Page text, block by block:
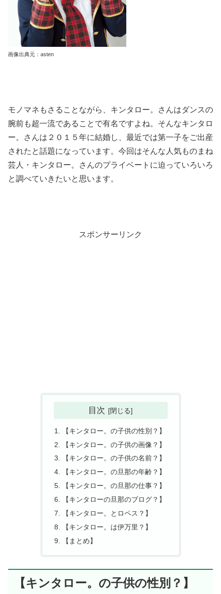
画像出典元：asten
モノマネもさることながら、キンタロー。さんはダンスの
腕前も超一流であることで有名ですよね。そんなキンタロ
ー。さんは２０１５年に結婚し、最近では第一子をご出産
されたと話題になっています。今回はそんな人気ものまね
芸人・キンタロー。さんのプライベートに迫っていろいろ
と調べていきたいと思います。
スポンサーリンク
目次
【キンタロー。の子供の性別？】
【キンタロー。の子供の画像？】
【キンタロー。の子供の名前？】
【キンタロー。の旦那の年齢？】
【キンタロー。の旦那の仕事？】
【キンタローの旦那のブログ？】
【キンタロー。とロペス？】
【キンタロー。は伊万里？】
【まとめ】
【キンタロー。の子供の性別？】